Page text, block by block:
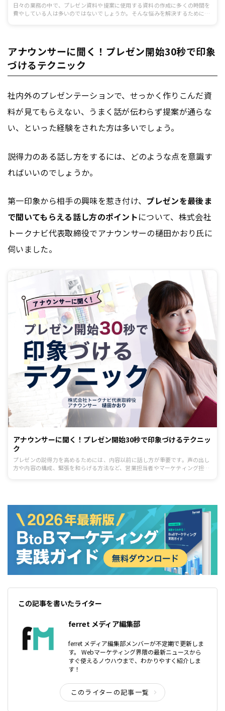
日々の業務の中で、プレゼン資料や提案に使用する資料の作成に多くの時間を
費やしている人は多いのではないでしょうか。そんな悩みを解決するために、
アナウンサーに聞く！プレゼン開始30秒で印象
づけるテクニック
社内外のプレゼンテーションで、せっかく作りこんだ資
料が見てもらえない、うまく話が伝わらず提案が通らな
い、といった経験をされた方は多いでしょう。
説得力のある話し方をするには、どのような点を意識す
ればいいのでしょうか。
第一印象から相手の興味を惹き付け、 プレゼンを最後ま
で聞いてもらえる話し方のポイントについて、株式会社
トークナビ代表取締役でアナウンサーの樋田かおり氏に
伺いました。
アナウンサーに聞く！プレゼン開始30秒で印象づけるテクニッ
ク
プレゼンの説得力を高めるためには、内容以前に話し方が重要です。声の出し
方や内容の構成、緊張を和らげる方法など、営業担当者やマーケティング担当
この記事を書いたライター
ferret メディア編集部
ferret メディア編集部メンバーが不定期で更新しま
す。 Webマーケティング界隈の最新ニュースから
すぐ使えるノウハウまで、わかりやすく紹介しま
す！
このライターの記事一覧